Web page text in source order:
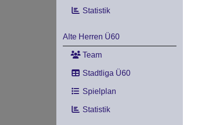
Statistik
Alte Herren Ü60
Team
Stadtliga Ü60
Spielplan
Statistik